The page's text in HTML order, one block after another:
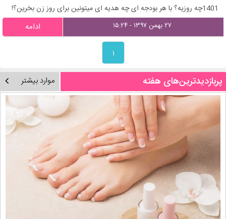
1401چه روزیه؟ با هر بودجه ای چه هدیه ای میتونین برای روز زن بخرین؟!
۲۷ بهمن ۱۳۹۷ - ۱۵:۲۴ ادامه
۱
پربازدیدترین‌های هفته موارد بیشتر